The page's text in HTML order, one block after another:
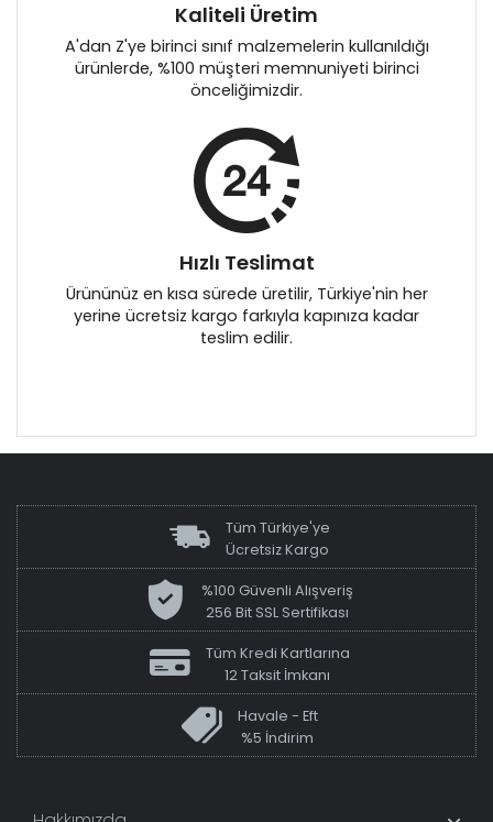
Kaliteli Üretim
A'dan Z'ye birinci sınıf malzemelerin kullanıldığı
ürünlerde, %100 müşteri memnuniyeti birinci
önceliğimizdir.
Hızlı Teslimat
Ürününüz en kısa sürede üretilir, Türkiye'nin her
yerine ücretsiz kargo farkıyla kapınıza kadar
teslim edilir.
Tüm Türkiye'ye
Ücretsiz Kargo
%100 Güvenli Alışveriş
256 Bit SSL Sertifikası
Tüm Kredi Kartlarına
12 Taksit İmkanı
Havale - Eft
%5 İndirim